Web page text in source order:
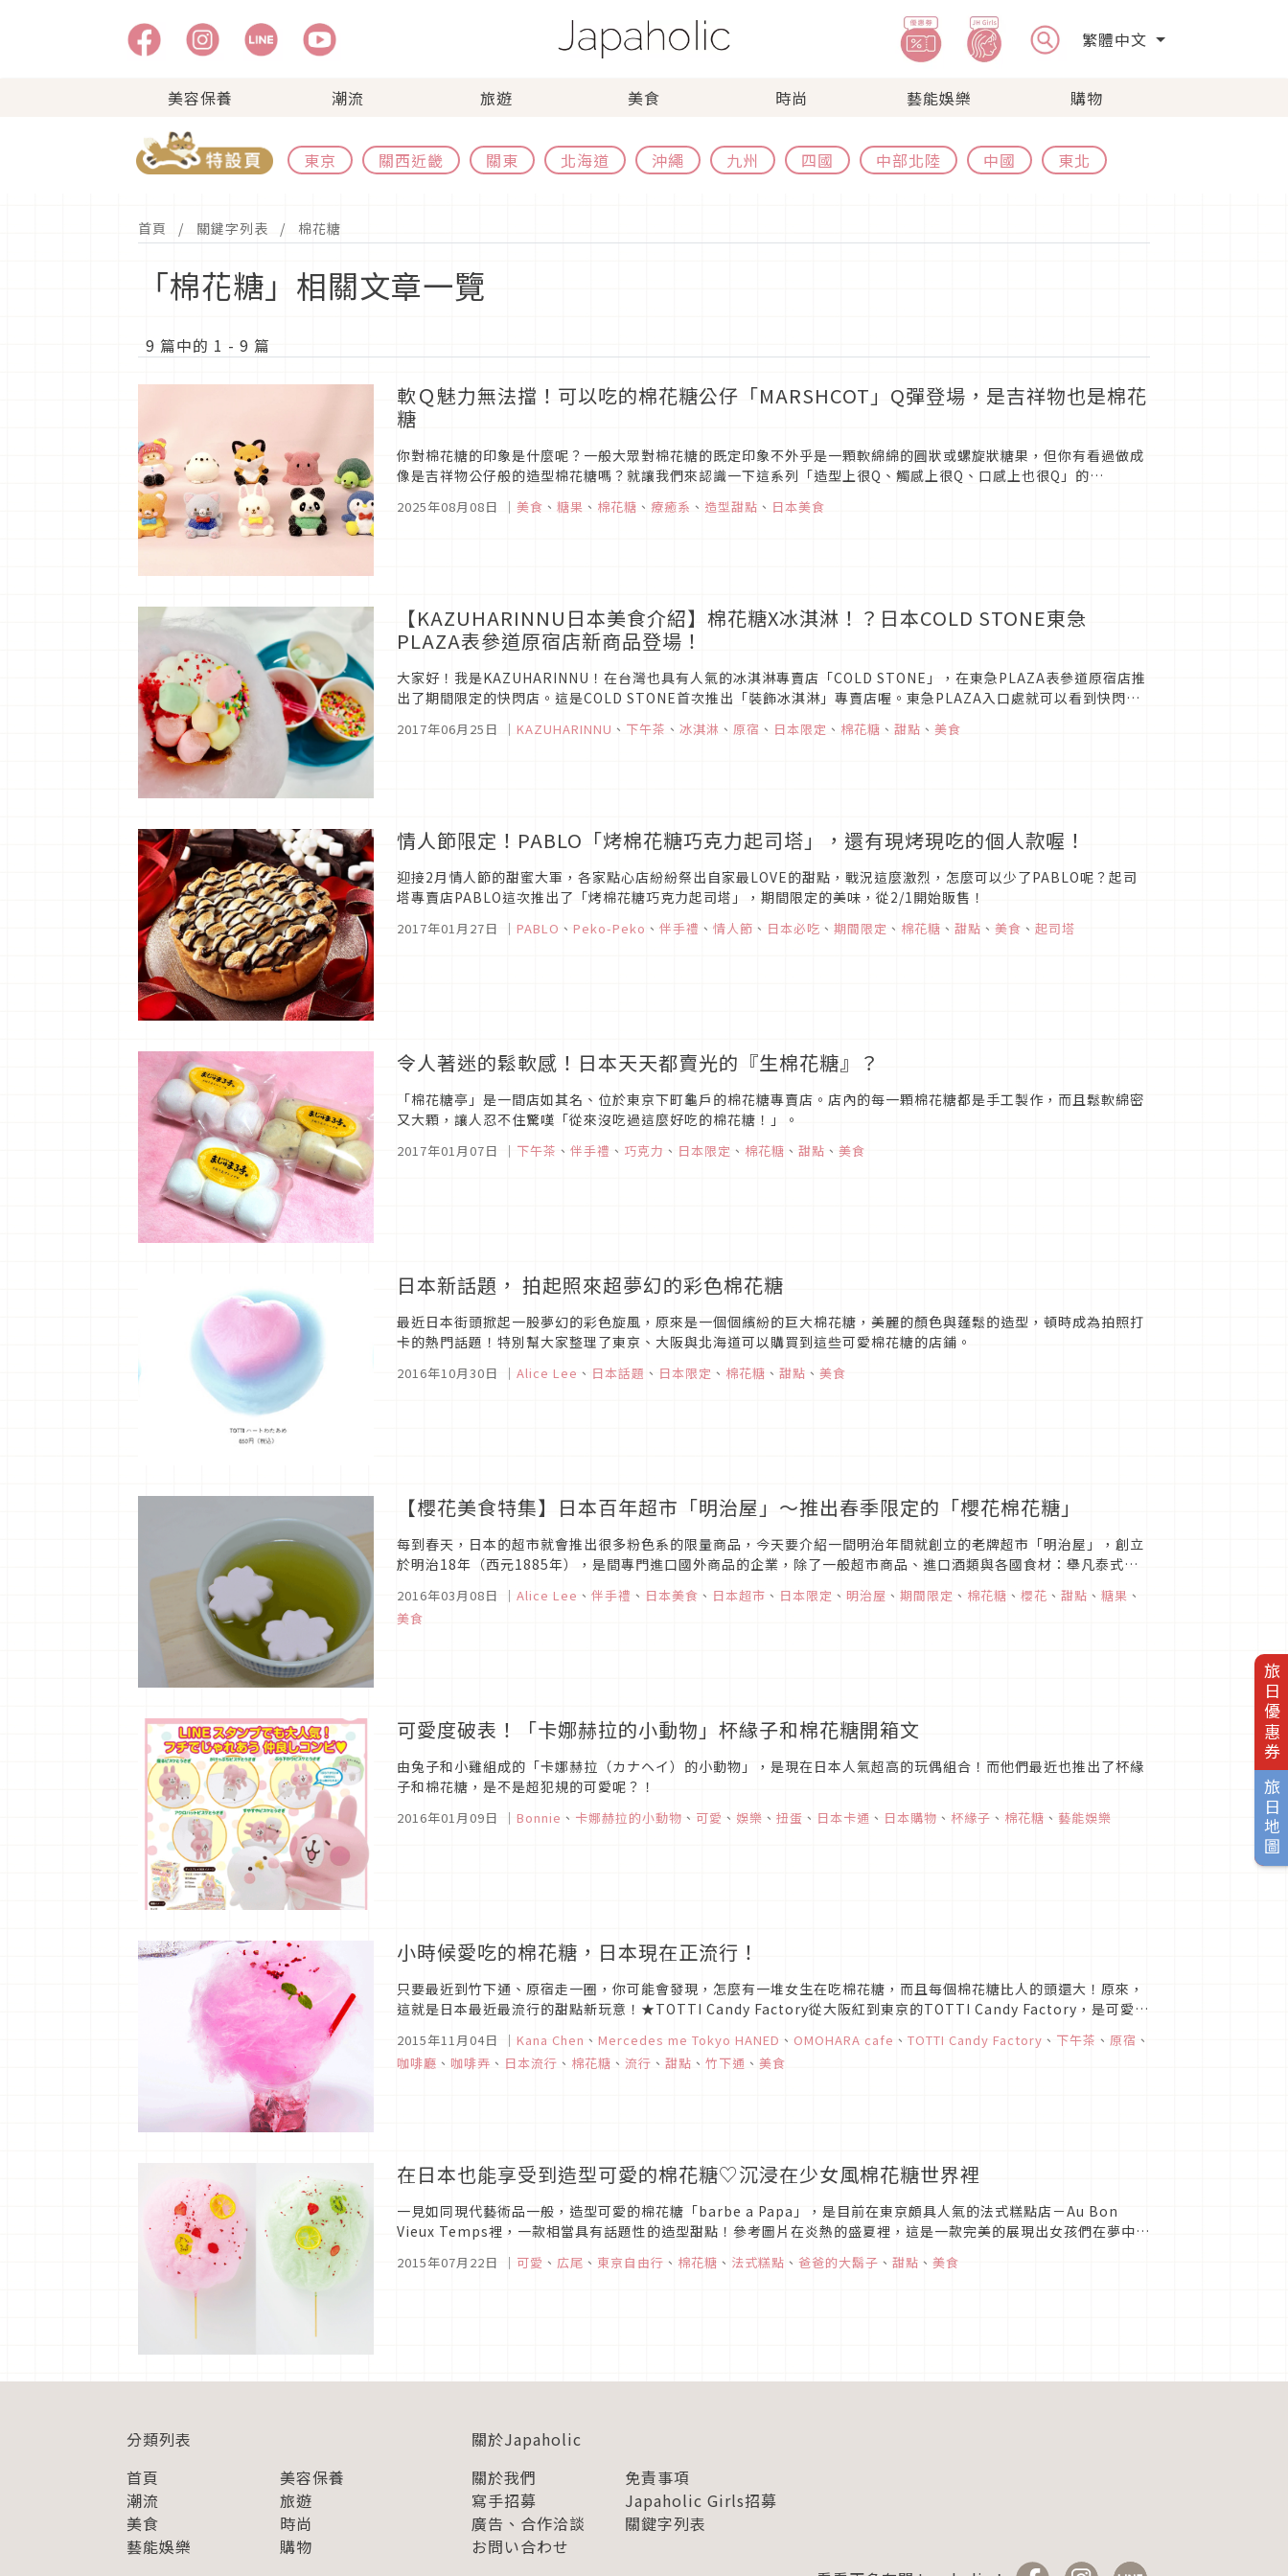
繁體中文
美容保養 潮流 旅遊 美食 時尚 藝能娛樂 購物
東京 關西近畿 關東 北海道 沖繩 九州 四國 中部北陸 中國 東北
旅日優惠券
旅日地圖
首頁 關鍵字列表 棉花糖
「棉花糖」相關文章一覽
9 篇中的 1 - 9 篇
軟Ｑ魅力無法擋！可以吃的棉花糖公仔「MARSHCOT」Q彈登場，是吉祥物也是棉花
糖
你對棉花糖的印象是什麼呢？一般大眾對棉花糖的既定印象不外乎是一顆軟綿綿的圓狀或螺旋狀糖果，但你有看過做成
像是吉祥物公仔般的造型棉花糖嗎？就讓我們來認識一下這系列「造型上很Q、觸感上很Q、口感上也很Q」的
2025年08月08日 ｜ 美食 、 糖果 、 棉花糖 、 療癒系 、 造型甜點 、 日本美食
【KAZUHARINNU日本美食介紹】棉花糖X冰淇淋！？日本COLD STONE東急
PLAZA表參道原宿店新商品登場！
大家好！我是KAZUHARINNU！在台灣也具有人氣的冰淇淋專賣店「COLD STONE」，在東急PLAZA表參道原宿店推
出了期間限定的快閃店。這是COLD STONE首次推出「裝飾冰淇淋」專賣店喔。東急PLAZA入口處就可以看到快閃店
2017年06月25日 ｜ KAZUHARINNU 、 下午茶 、 冰淇淋 、 原宿 、 日本限定 、 棉花糖 、 甜點 、 美食
情人節限定！PABLO「烤棉花糖巧克力起司塔」，還有現烤現吃的個人款喔！
迎接2月情人節的甜蜜大軍，各家點心店紛紛祭出自家最LOVE的甜點，戰況這麼激烈，怎麼可以少了PABLO呢？起司
塔專賣店PABLO這次推出了「烤棉花糖巧克力起司塔」，期間限定的美味，從2/1開始販售！
2017年01月27日 ｜ PABLO 、 Peko-Peko 、 伴手禮 、 情人節 、 日本必吃 、 期間限定 、 棉花糖 、 甜點 、 美食 、 起司塔
令人著迷的鬆軟感！日本天天都賣光的『生棉花糖』？
「棉花糖亭」是一間店如其名、位於東京下町龜戶的棉花糖專賣店。店內的每一顆棉花糖都是手工製作，而且鬆軟綿密
又大顆，讓人忍不住驚嘆「從來沒吃過這麼好吃的棉花糖！」。
2017年01月07日 ｜ 下午茶 、 伴手禮 、 巧克力 、 日本限定 、 棉花糖 、 甜點 、 美食
日本新話題， 拍起照來超夢幻的彩色棉花糖
最近日本街頭掀起一股夢幻的彩色旋風，原來是一個個繽紛的巨大棉花糖，美麗的顏色與蓬鬆的造型，頓時成為拍照打
卡的熱門話題！特別幫大家整理了東京、大阪與北海道可以購買到這些可愛棉花糖的店鋪。
2016年10月30日 ｜ Alice Lee 、 日本話題 、 日本限定 、 棉花糖 、 甜點 、 美食
【櫻花美食特集】日本百年超市「明治屋」〜推出春季限定的「櫻花棉花糖」
每到春天，日本的超市就會推出很多粉色系的限量商品，今天要介紹一間明治年間就創立的老牌超市「明治屋」，創立
於明治18年（西元1885年），是間專門進口國外商品的企業，除了一般超市商品、進口酒類與各國食材：舉凡泰式調
味料、美式糕點原料甚至是台灣皮蛋，都可以在此找到，對居住在日本的外國人來說，是一間能找到...
2016年03月08日 ｜ Alice Lee 、 伴手禮 、 日本美食 、 日本超市 、 日本限定 、 明治屋 、 期間限定 、 棉花糖 、 櫻花 、 甜點 、 糖果 、
美食
可愛度破表！「卡娜赫拉的小動物」杯緣子和棉花糖開箱文
由兔子和小雞組成的「卡娜赫拉（カナヘイ）的小動物」，是現在日本人氣超高的玩偶組合！而他們最近也推出了杯緣
子和棉花糖，是不是超犯規的可愛呢？！
2016年01月09日 ｜ Bonnie 、 卡娜赫拉的小動物 、 可愛 、 娛樂 、 扭蛋 、 日本卡通 、 日本購物 、 杯緣子 、 棉花糖 、 藝能娛樂
小時候愛吃的棉花糖，日本現在正流行！
只要最近到竹下通、原宿走一圈，你可能會發現，怎麼有一堆女生在吃棉花糖，而且每個棉花糖比人的頭還大！原來，
這就是日本最近最流行的甜點新玩意！★TOTTI Candy Factory從大阪紅到東京的TOTTI Candy Factory，是可愛的
2015年11月04日 ｜ Kana Chen 、 Mercedes me Tokyo HANED 、 OMOHARA cafe 、 TOTTI Candy Factory 、 下午茶 、 原宿 、
咖啡廳 、 咖啡弄 、 日本流行 、 棉花糖 、 流行 、 甜點 、 竹下通 、 美食
在日本也能享受到造型可愛的棉花糖♡沉浸在少女風棉花糖世界裡
一見如同現代藝術品一般，造型可愛的棉花糖「barbe a Papa」，是目前在東京頗具人氣的法式糕點店－Au Bon
Vieux Temps裡，一款相當具有話題性的造型甜點！參考圖片在炎熱的盛夏裡，這是一款完美的展現出女孩們在夢中所
憧憬的一款點心。外型可愛到讓人忍不住想就這樣買回家擺著當作裝飾品！雖...
2015年07月22日 ｜ 可愛 、 広尾 、 東京自由行 、 棉花糖 、 法式糕點 、 爸爸的大鬍子 、 甜點 、 美食
分類列表
首頁
美容保養
潮流
旅遊
美食
時尚
藝能娛樂
購物
關於Japaholic
關於我們
免責事項
寫手招募
Japaholic Girls招募
廣告、合作洽談
關鍵字列表
お問い合わせ